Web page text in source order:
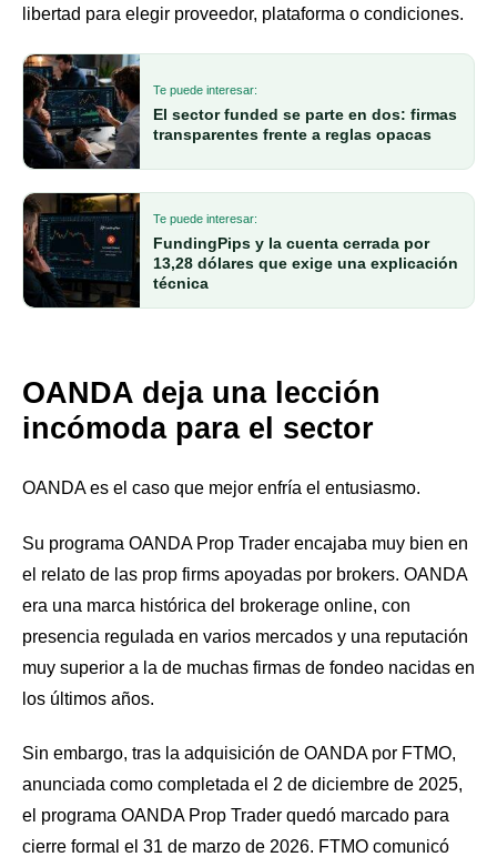
libertad para elegir proveedor, plataforma o condiciones.
Te puede interesar:
El sector funded se parte en dos: firmas
transparentes frente a reglas opacas
Te puede interesar:
FundingPips y la cuenta cerrada por
13,28 dólares que exige una explicación
técnica
OANDA deja una lección
incómoda para el sector
OANDA es el caso que mejor enfría el entusiasmo.
Su programa OANDA Prop Trader encajaba muy bien en
el relato de las prop firms apoyadas por brokers. OANDA
era una marca histórica del brokerage online, con
presencia regulada en varios mercados y una reputación
muy superior a la de muchas firmas de fondeo nacidas en
los últimos años.
Sin embargo, tras la adquisición de OANDA por FTMO,
anunciada como completada el 2 de diciembre de 2025,
el programa OANDA Prop Trader quedó marcado para
cierre formal el 31 de marzo de 2026. FTMO comunicó